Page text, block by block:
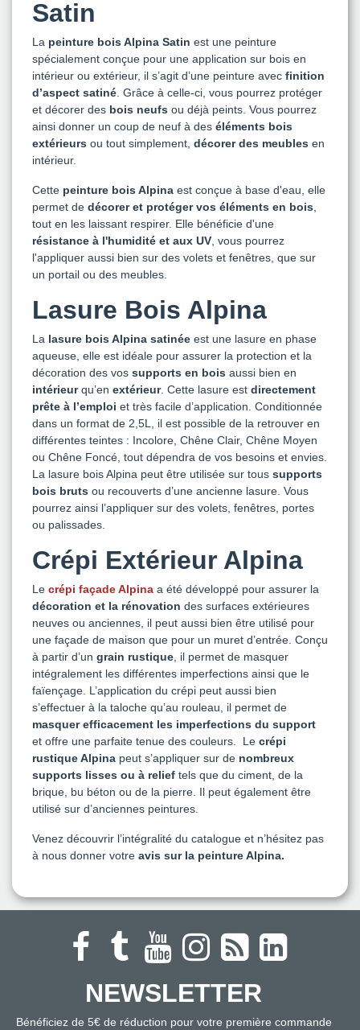
Satin
La peinture bois Alpina Satin est une peinture
spécialement conçue pour une application sur bois en
intérieur ou extérieur, il s’agit d’une peinture avec finition
d’aspect satiné. Grâce à celle-ci, vous pourrez protéger
et décorer des bois neufs ou déjà peints. Vous pourrez
ainsi donner un coup de neuf à des éléments bois
extérieurs ou tout simplement, décorer des meubles en
intérieur.
Cette peinture bois Alpina est conçue à base d'eau, elle
permet de décorer et protéger vos éléments en bois,
tout en les laissant respirer. Elle bénéficie d'une
résistance à l'humidité et aux UV, vous pourrez
l'appliquer aussi bien sur des volets et fenêtres, que sur
un portail ou des meubles.
Lasure Bois Alpina
La lasure bois Alpina satinée est une lasure en phase
aqueuse, elle est idéale pour assurer la protection et la
décoration des vos supports en bois aussi bien en
intérieurqu’en extérieur. Cette lasure est directement
prête à l’emploi et très facile d’application. Conditionnée
dans un format de 2,5L, il est possible de la retrouver en
différentes teintes : Incolore, Chêne Clair, Chêne Moyen
ou Chêne Foncé, tout dépendra de vos besoins et envies.
La lasure bois Alpina peut être utilisée sur tous supports
bois bruts ou recouverts d’une ancienne lasure. Vous
pourrez ainsi l’appliquer sur des volets, fenêtres, portes
ou palissades.
Crépi Extérieur Alpina
Le crépi façade Alpina a été développé pour assurer la
décoration et la rénovation des surfaces extérieures
neuves ou anciennes, il peut aussi bien être utilisé pour
une façade de maison que pour un muret d’entrée. Conçu
à partir d’un grain rustique, il permet de masquer
intégralement les différentes imperfections ainsi que le
faïençage. L’application du crépi peut aussi bien
s’effectuer à la taloche qu’au rouleau, il permet de
masquer efficacement les imperfections du support
et offre une parfaite tenue des couleurs.
Le crépi
rustique Alpina peut s’appliquer sur de nombreux
supports lisses ou à relief tels que du ciment, de la
brique, bu béton ou de la pierre. Il peut également être
utilisé sur d’anciennes peintures.
Venez découvrir l’intégralité du catalogue et n’hésitez pas
à nous donner votre avis sur la peinture Alpina.
NEWSLETTER
Bénéficiez de 5€ de réduction pour votre première commande